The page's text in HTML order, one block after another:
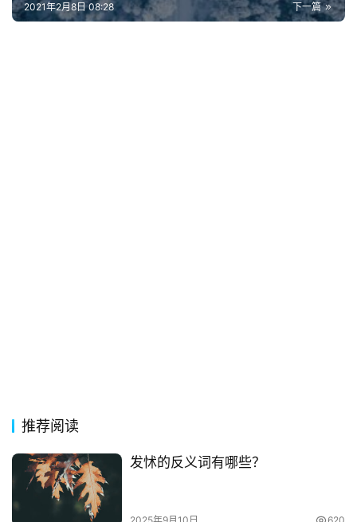
语
下一篇
2021年2月8日 08:28
推荐阅读
发怵的反义词有哪些？